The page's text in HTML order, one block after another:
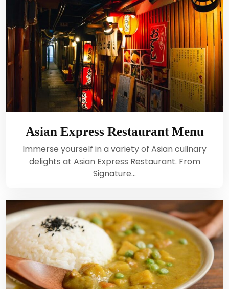
Asian Express Restaurant Menu
Immerse yourself in a variety of Asian culinary
delights at Asian Express Restaurant. From
Signature…